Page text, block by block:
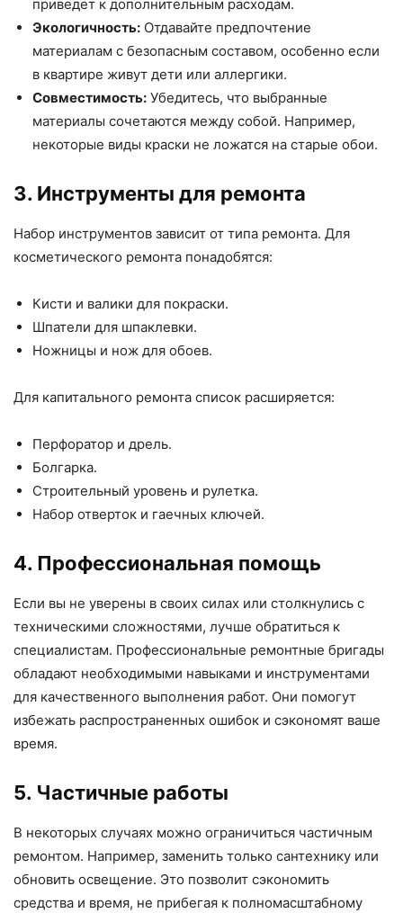
приведет к дополнительным расходам.
Экологичность: Отдавайте предпочтение
материалам с безопасным составом, особенно если
в квартире живут дети или аллергики.
Совместимость: Убедитесь, что выбранные
материалы сочетаются между собой. Например,
некоторые виды краски не ложатся на старые обои.
3. Инструменты для ремонта
Набор инструментов зависит от типа ремонта. Для
косметического ремонта понадобятся:
Кисти и валики для покраски.
Шпатели для шпаклевки.
Ножницы и нож для обоев.
Для капитального ремонта список расширяется:
Перфоратор и дрель.
Болгарка.
Строительный уровень и рулетка.
Набор отверток и гаечных ключей.
4. Профессиональная помощь
Если вы не уверены в своих силах или столкнулись с
техническими сложностями, лучше обратиться к
специалистам. Профессиональные ремонтные бригады
обладают необходимыми навыками и инструментами
для качественного выполнения работ. Они помогут
избежать распространенных ошибок и сэкономят ваше
время.
5. Частичные работы
В некоторых случаях можно ограничиться частичным
ремонтом. Например, заменить только сантехнику или
обновить освещение. Это позволит сэкономить
средства и время, не прибегая к полномасштабному